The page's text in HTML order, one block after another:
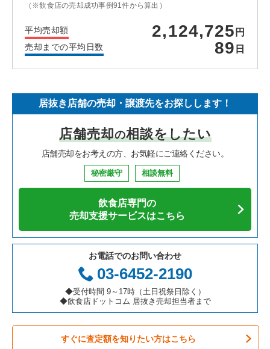
（※飲食店の売却成功事例91件から算出）
平均売却額 2,124,725 円
売却までの平均日数 89 日
居抜き店舗の売却・譲渡先をお探しします！
店舗売却の相談をしたい
店舗売却をお考えの方、お気軽にご連絡ください。
秘密厳守 相談無料
飲食店専門の
売却支援サービスはこちら
お電話でのお問い合わせ
03-6452-2190
◆受付時間 9～17時（土日祝祭日除く）
◆飲食店ドットコム 居抜き売却担当者まで
すぐに査定額を知りたい方はこちら